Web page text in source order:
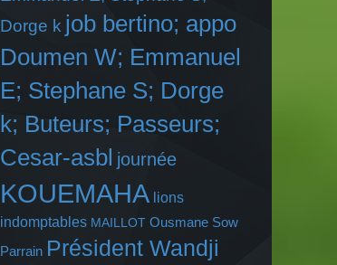
Dorge k job bertino; appo
Doumen W; Emmanuel
E; Stephane S; Dorge
k; Buteurs; Passeurs;
Cesar-asbl journée
KOUEMAHA lions
indomptables MAILLOT Ousmane Sow
Parrain Président Wandji